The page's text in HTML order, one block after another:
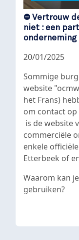
⛔ Vertrouw
niet : een
onderneming
20/01/2025
Sommige
website
het Frans)
om contact op
is de website
commerciële
enkele
Etterbeek of
Waarom kan
gebruiken?